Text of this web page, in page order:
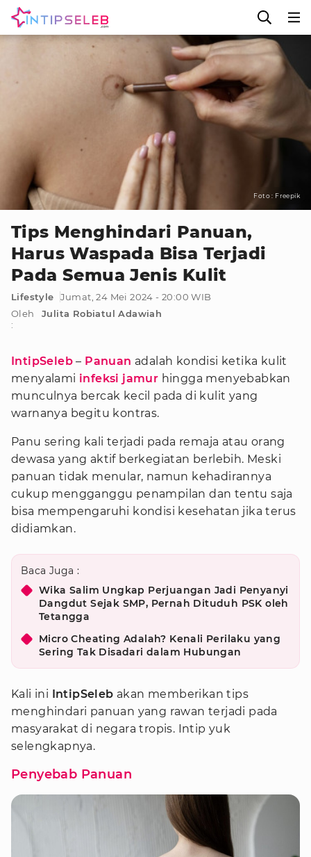
Foto : Freepik
Tips Menghindari Panuan,
Harus Waspada Bisa Terjadi
Pada Semua Jenis Kulit
Lifestyle
Jumat, 24 Mei 2024 - 20:00 WIB
Oleh
:
Julita Robiatul Adawiah
IntipSeleb – Panuan adalah kondisi ketika kulit
menyalami infeksi jamur hingga menyebabkan
munculnya bercak kecil pada di kulit yang
warnanya begitu kontras.
Panu sering kali terjadi pada remaja atau orang
dewasa yang aktif berkegiatan berlebih. Meski
panuan tidak menular, namun kehadirannya
cukup mengganggu penampilan dan tentu saja
bisa mempengaruhi kondisi kesehatan jika terus
didiamkan.
Baca Juga :
Wika Salim Ungkap Perjuangan Jadi Penyanyi
Dangdut Sejak SMP, Pernah Dituduh PSK oleh
Tetangga
Micro Cheating Adalah? Kenali Perilaku yang
Sering Tak Disadari dalam Hubungan
Kali ini IntipSeleb akan memberikan tips
menghindari panuan yang rawan terjadi pada
masyarakat di negara tropis. Intip yuk
selengkapnya.
Penyebab Panuan